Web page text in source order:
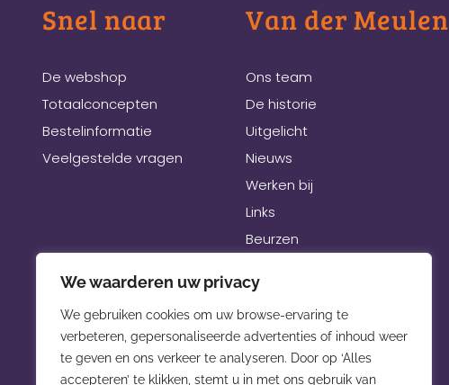
We waarderen uw privacy
We gebruiken cookies om uw browse-ervaring te
verbeteren, gepersonaliseerde advertenties of inhoud weer
te geven en ons verkeer te analyseren. Door op ‘Alles
accepteren’ te klikken, stemt u in met ons gebruik van
Snel naar
De webshop
Totaalconcepten
Bestelinformatie
Veelgestelde vragen
Van der Meulen
Ons team
De historie
Uitgelicht
Nieuws
Werken bij
Links
Beurzen